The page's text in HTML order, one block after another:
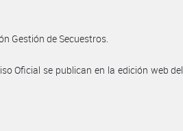
Gestión de Secuestros.
Oficial se publican en la edición web del